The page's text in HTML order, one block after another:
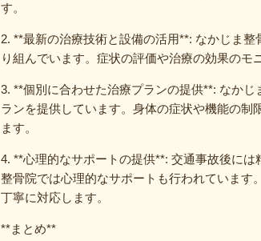
す。
2. **最新の治療技術と設備の活用**: なかじま
り組んでいます。症状の評価や治療の効果のモ
3. **個別に合わせた治療プランの提供**: なか
ランを提供しています。身体の症状や機能の制
ます。
4. **心理的なサポートの提供**: 交通事故後に
整骨院では心理的なサポートも行われていま
丁寧に対応します。
**まとめ**